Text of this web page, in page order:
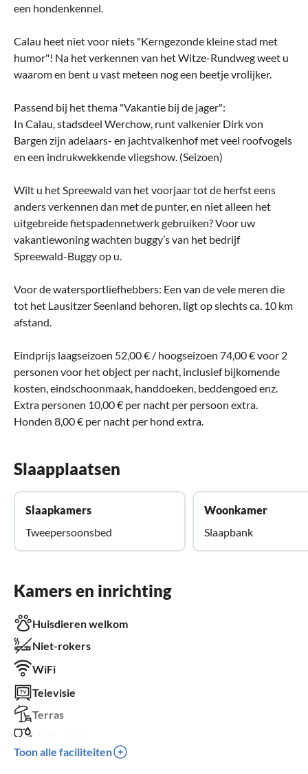
een hondenkennel.
Calau heet niet voor niets "Kerngezonde kleine stad met
humor"! Na het verkennen van het Witze-Rundweg weet u
waarom en bent u vast meteen nog een beetje vrolijker.
Passend bij het thema "Vakantie bij de jager":
In Calau, stadsdeel Werchow, runt valkenier Dirk von
Bargen zijn adelaars- en jachtvalkenhof met veel roofvogels
en een indrukwekkende vliegshow. (Seizoen)
Wilt u het Spreewald van het voorjaar tot de herfst eens
anders verkennen dan met de punter, en niet alleen het
uitgebreide fietspadennetwerk gebruiken? Voor uw
vakantiewoning wachten buggy’s van het bedrijf
Spreewald-Buggy op u.
Voor de watersportliefhebbers: Een van de vele meren die
tot het Lausitzer Seenland behoren, ligt op slechts ca. 10 km
afstand.
Eindprijs laagseizoen 52,00 € / hoogseizoen 74,00 € voor 2
personen voor het object per nacht, inclusief bijkomende
kosten, eindschoonmaak, handdoeken, beddengoed enz.
Extra personen 10,00 € per nacht per persoon extra.
Honden 8,00 € per nacht per hond extra.
Slaapplaatsen
Slaapkamers
Tweepersoonsbed
Woonkamer
Slaapbank
Kamers en inrichting
Huisdieren welkom
Niet-rokers
WiFi
Televisie
Terras
Toon alle faciliteiten